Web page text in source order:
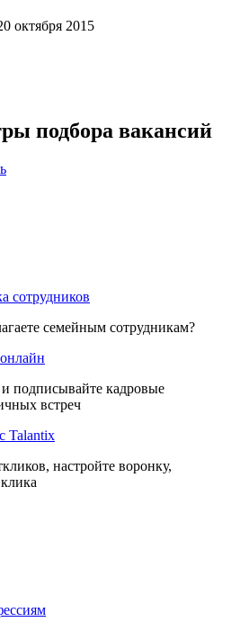
октября 2015
подбора вакансий
сотрудников
семейным сотрудникам?
подписывайте кадровые
встреч
Talantix
настройте воронку,